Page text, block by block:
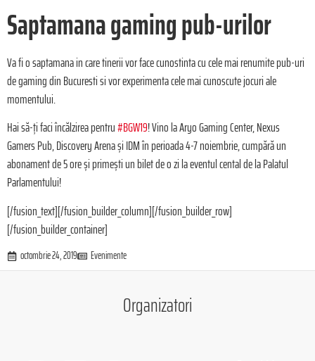
Saptamana gaming pub-urilor
Va fi o saptamana in care tinerii vor face cunostinta cu cele mai renumite pub-uri
de gaming din Bucuresti si vor experimenta cele mai cunoscute jocuri ale
momentului.
Hai să-ți faci încălzirea pentru#BGW19! Vino la Aryo Gaming Center, Nexus
Gamers Pub, Discovery Arena și IDM în perioada 4-7 noiembrie, cumpără un
abonament de 5 ore și primești un bilet de o zi la eventul cental de la Palatul
Parlamentului!
[/fusion_text][/fusion_builder_column][/fusion_builder_row]
[/fusion_builder_container]
octombrie 24, 2019 Evenimente
Organizatori